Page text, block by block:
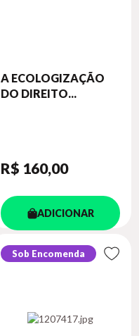
A ECOLOGIZAÇÃO
DO DIREITO...
R$ 160,00
ADICIONAR
Sob Encomenda